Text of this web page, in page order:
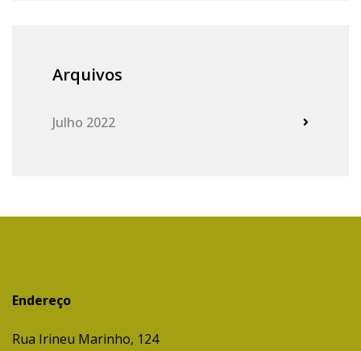
Arquivos
Julho 2022
Endereço
Rua Irineu Marinho, 124